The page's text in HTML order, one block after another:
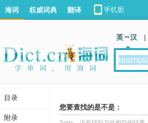
您要查找的是不是：
海词 权威词典 翻译
英 汉 |
目录
附录